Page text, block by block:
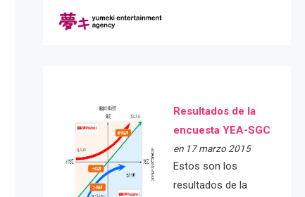
Resultados de la
encuesta YEA-SGC
en 17 marzo 2015
Estos son los
resultados de la